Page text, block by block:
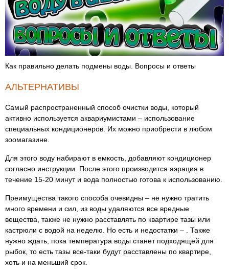
Как правильно делать подмены воды. Вопросы и ответы
АЛЬТЕРНАТИВЫ
Самый распространенный способ очистки воды, который
активно используется аквариумистами – использование
специальных кондиционеров. Их можно приобрести в любом
зоомагазине.
Для этого воду набирают в емкость, добавляют кондиционер
согласно инструкции. После этого производится аэрация в
течение 15-20 минут и вода полностью готова к использованию.
Преимущества такого способа очевидны – не нужно тратить
много времени и сил, из воды удаляются все вредные
вещества, также не нужно расставлять по квартире тазы или
кастрюли с водой на неделю. Но есть и недостатки – . Также
нужно ждать, пока температура воды станет подходящей для
рыбок, то есть тазы все-таки будут расставлены по квартире,
хоть и на меньший срок.